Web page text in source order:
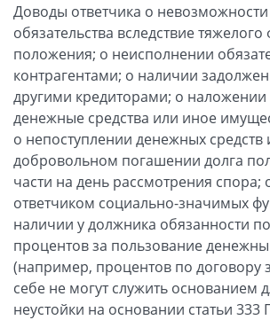
Доводы ответчика о
обязательства вследствие
положения; о неисполнении
контрагентами; о наличии
другими кредиторами; о наложении
денежные средства или иное
о непоступлении денежных средств
добровольном погашении долга
части на день рассмотрения
ответчиком социально-значимых
наличии у должника обязанности
процентов за пользование
(например, процентов по договору
себе не могут служить основанием
неустойки на основании статьи 333